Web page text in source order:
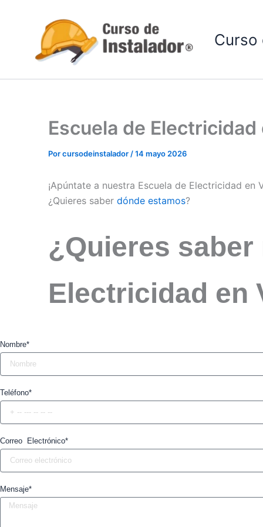
contenido
Curso
Escuela de
Porcursodeinstalador/14 mayo 2026
¡Apúntate a nuestra Escuela de Electricidad en
¿Quieres saber dónde estamos?
¿Quieres
Electricidad en
Nombre*
Teléfono*
Correo Electrónico*
Mensaje*